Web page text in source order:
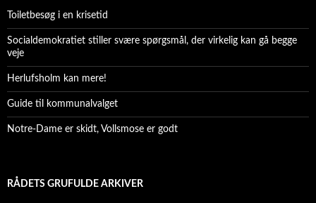
Toiletbesøg i en krisetid
Socialdemokratiet stiller svære spørgsmål, der virkelig kan gå begge
veje
Herlufsholm kan mere!
Guide til kommunalvalget
Notre-Dame er skidt, Vollsmose er godt
RÅDETS GRUFULDE ARKIVER